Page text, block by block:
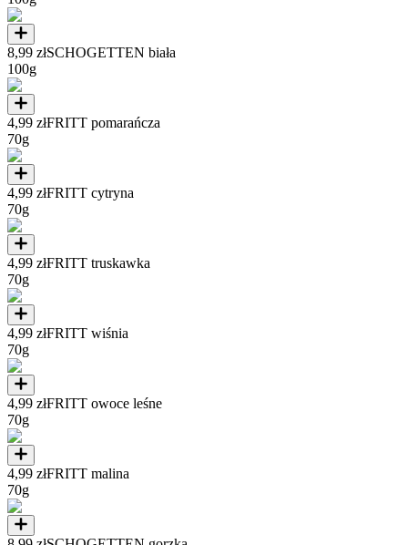
8,99 złSCHOGETTEN biała
100g
4,99 złFRITT pomarańcza
70g
4,99 złFRITT cytryna
70g
4,99 złFRITT truskawka
70g
4,99 złFRITT wiśnia
70g
4,99 złFRITT owoce leśne
70g
4,99 złFRITT malina
70g